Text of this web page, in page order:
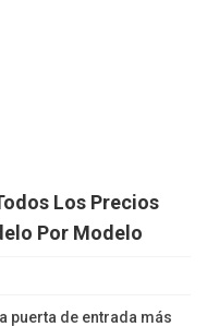
Los Precios
Por Modelo
puerta de entrada más